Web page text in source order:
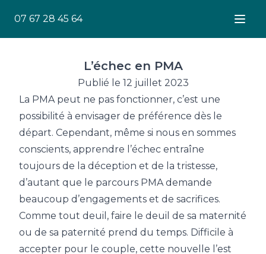
07 67 28 45 64
L’échec en PMA
Publié le 12 juillet 2023
La PMA peut ne pas fonctionner, c’est une
possibilité à envisager de préférence dès le
départ. Cependant, même si nous en sommes
conscients, apprendre l’échec entraîne
toujours de la déception et de la tristesse,
d’autant que le parcours PMA demande
beaucoup d’engagements et de sacrifices.
Comme tout deuil, faire le deuil de sa maternité
ou de sa paternité prend du temps. Difficile à
accepter pour le couple, cette nouvelle l’est